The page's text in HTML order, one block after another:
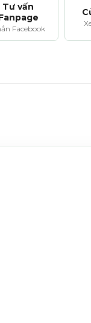
Tư vấn
Facebook